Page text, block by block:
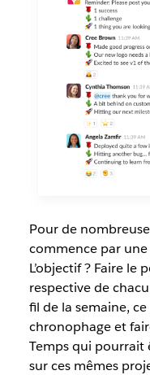
Pour de
commence par
L’objectif ? Faire le
respective de
fil de la semaine,
chronophage et
Temps qui pourrait
sur ces mêmes